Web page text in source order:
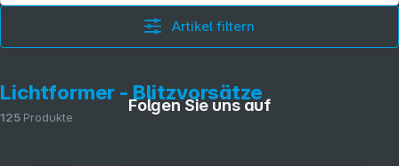
Artikel filtern
Lichtformer - Blitzvorsätze
125 Produkte
Folgen Sie uns auf